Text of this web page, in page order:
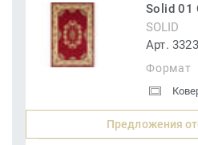
Solid 01
SOLID
Арт.
Формат
Предложения